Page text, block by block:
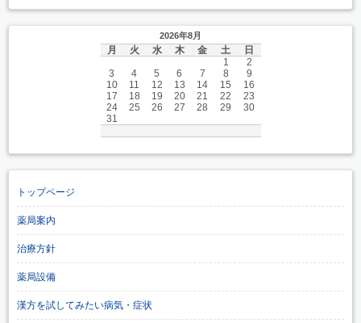
2026年8月
月 火 水 木 金 土
日
1
2
3
4 5 6 7 8
9
10
11 12 13 14 15
16
17
18 19 20 21 22
23
24
25 26 27 28 29
30
31
トップページ
薬局案内
治療方針
薬局設備
漢方を試してみたい病気・症状